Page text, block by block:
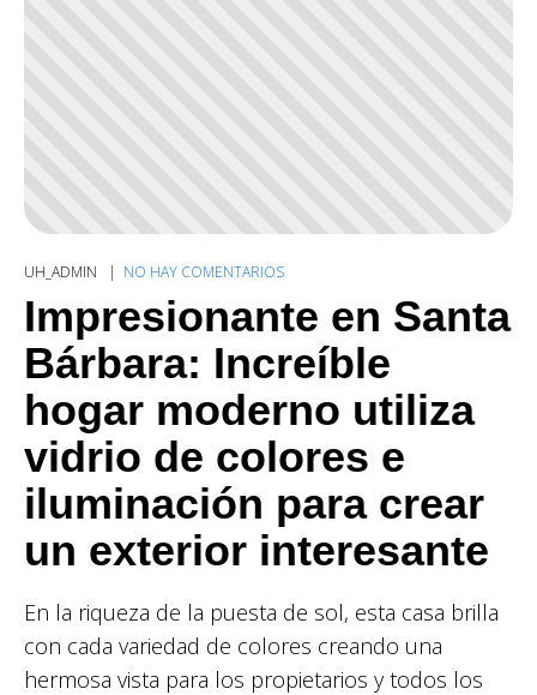
UH_ADMIN NO HAY COMENTARIOS
Impresionante en Santa
Bárbara: Increíble
hogar moderno utiliza
vidrio de colores e
iluminación para crear
un exterior interesante
En la riqueza de la puesta de sol, esta casa brilla
con cada variedad de colores creando una
hermosa vista para los propietarios y todos los